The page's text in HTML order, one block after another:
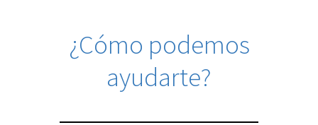
¿Cómo podemos
ayudarte?